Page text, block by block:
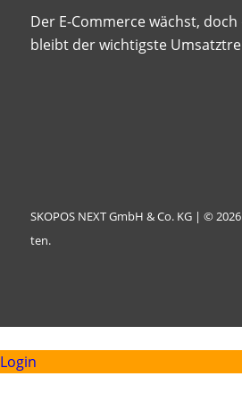
Der E-Commerce wächst,
bleibt der wichtigste
SKO­POS NEXT GmbH & Co. KG | ©
ten.
Login